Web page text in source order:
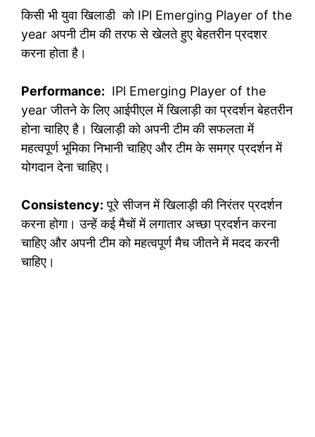
किसी भी युवा खिलाडी को IPl Emerging Player of the
year अपनी टीम की तरफ से खेलते हुए बेहतरीन प्रदशर
करना होता है।
Performance: IPl Emerging Player of the
year जीतने के लिए आईपीएल में खिलाड़ी का प्रदर्शन बेहतरीन
होना चाहिए है। खिलाड़ी को अपनी टीम की सफलता में
महत्वपूर्ण भूमिका निभानी चाहिए और टीम के समग्र प्रदर्शन में
योगदान देना चाहिए।
Consistency: पूरे सीजन में खिलाड़ी की निरंतर प्रदर्शन
करना होगा। उन्हें कई मैचों में लगातार अच्छा प्रदर्शन करना
चाहिए और अपनी टीम को महत्वपूर्ण मैच जीतने में मदद करनी
चाहिए।